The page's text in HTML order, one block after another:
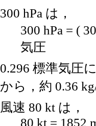
300 hPa は，
300 hPa = (
気圧
0.296 標準気圧
から，約 0.36
風速 80 kt は，
80 kt = 1852